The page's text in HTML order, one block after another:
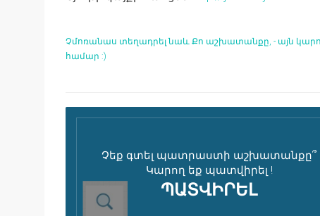
Չմոռանաս տեղադրել նաև Քո աշխատանքը, - այն
համար :)
Չեք գտել պատրաստի աշխատանքը՞
Կարող եք պատվիրել !
ՊԱՏՎԻՐԵԼ